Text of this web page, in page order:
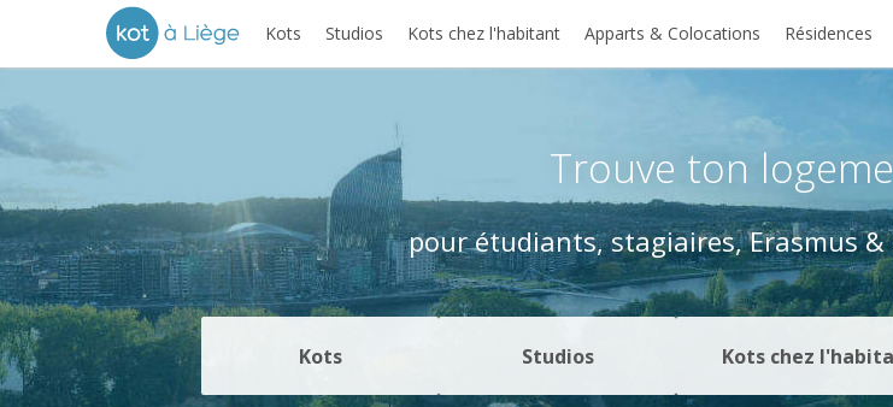
Kots Studios Kots chez l'habitant Apparts & Colocations Résidences
Trouve ton
pour étudiants, stagiaires, Erasmus&
Kots Studios Kots chez